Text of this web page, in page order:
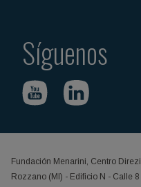
Síguenos
Fundación Menarini, Centro
Rozzano (MI) - Edificio N - Calle